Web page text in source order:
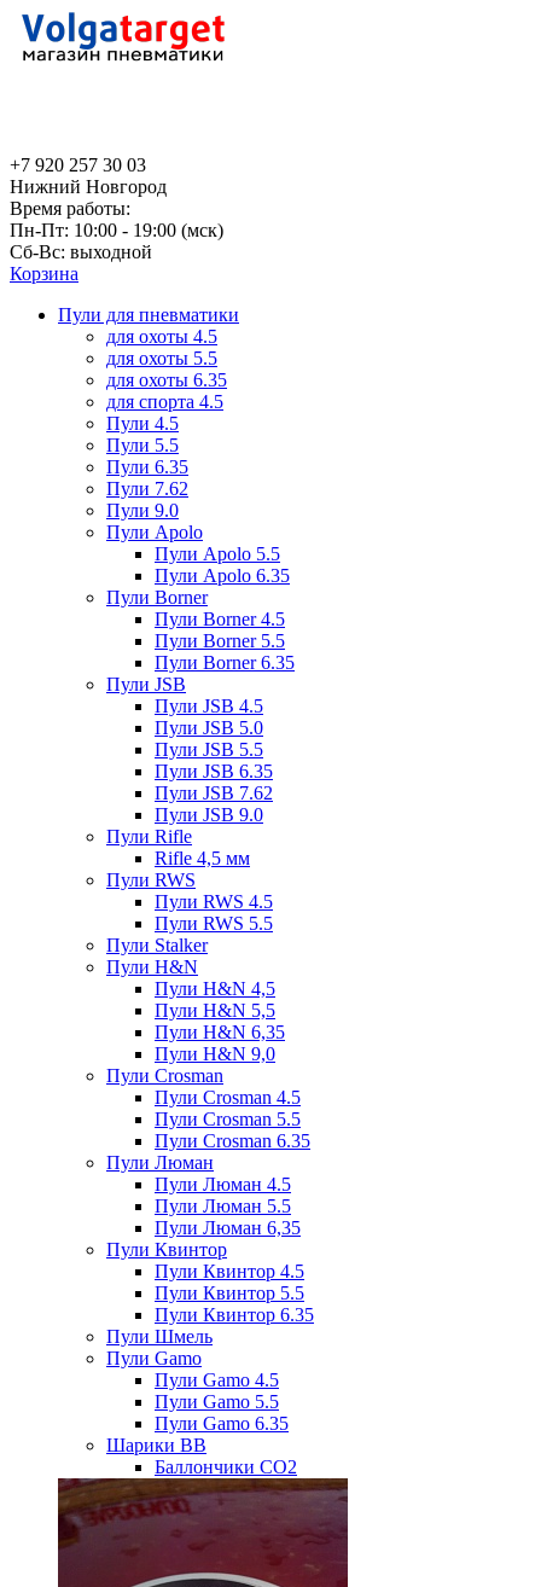
+7 920 257 30 03
Нижний Новгород
Время работы:
Пн-Пт: 10:00 - 19:00 (мск)
Сб-Вс: выходной
Корзина
Пули для пневматики
для охоты 4.5
для охоты 5.5
для охоты 6.35
для спорта 4.5
Пули 4.5
Пули 5.5
Пули 6.35
Пули 7.62
Пули 9.0
Пули Apolo
Пули Apolo 5.5
Пули Apolo 6.35
Пули Borner
Пули Borner 4.5
Пули Borner 5.5
Пули Borner 6.35
Пули JSB
Пули JSB 4.5
Пули JSB 5.0
Пули JSB 5.5
Пули JSB 6.35
Пули JSB 7.62
Пули JSB 9.0
Пули Rifle
Rifle 4,5 мм
Пули RWS
Пули RWS 4.5
Пули RWS 5.5
Пули Stalker
Пули H&N
Пули H&N 4,5
Пули H&N 5,5
Пули H&N 6,35
Пули H&N 9,0
Пули Crosman
Пули Crosman 4.5
Пули Crosman 5.5
Пули Crosman 6.35
Пули Люман
Пули Люман 4.5
Пули Люман 5.5
Пули Люман 6,35
Пули Квинтор
Пули Квинтор 4.5
Пули Квинтор 5.5
Пули Квинтор 6.35
Пули Шмель
Пули Gamo
Пули Gamo 4.5
Пули Gamo 5.5
Пули Gamo 6.35
Шарики BB
Баллончики CO2